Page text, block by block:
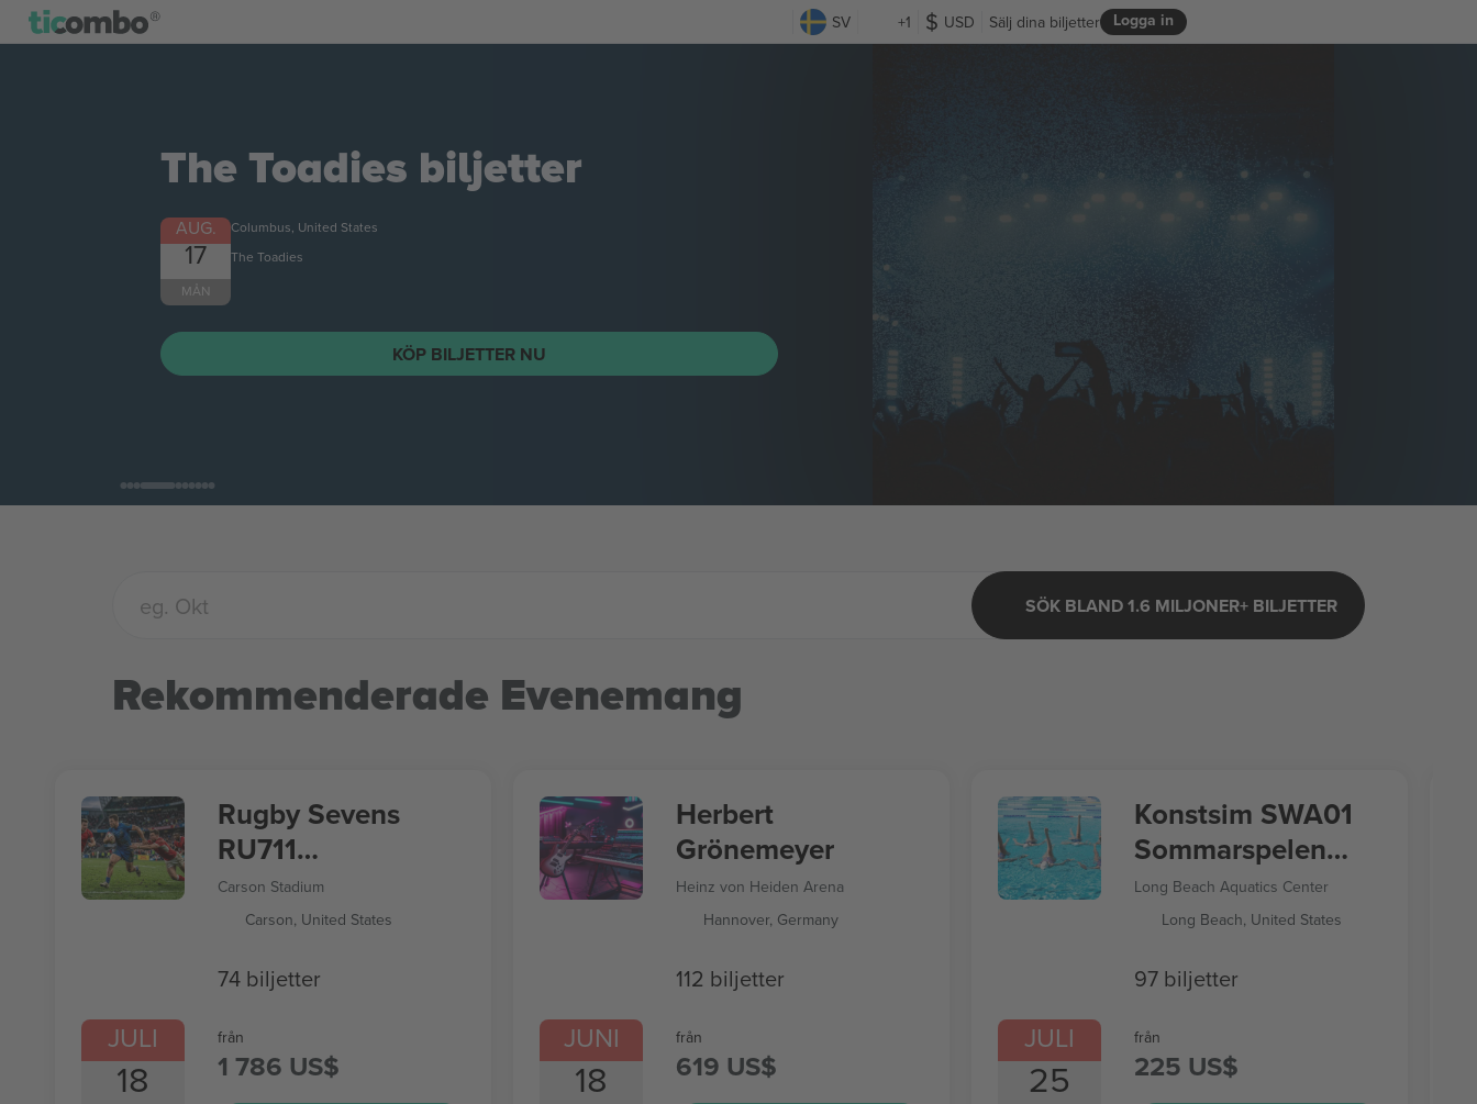
SV +1 USD Logga in
Sälj dina biljetter
The Toadies biljetter
AUG.
17
MÅN
Columbus, United States
The Toadies
KÖP BILJETTER NU
SÖK BLAND 1.6 MILJONER+ BILJETTER
Rekommenderade Evenemang
JULI
18
Rugby Sevens
RU711
Sommarspelen
2028
Carson Stadium
Carson, United States
74 biljetter
från
1 786 US$
JUNI
18
Herbert
Grönemeyer
Heinz von Heiden Arena
Hannover, Germany
112 biljetter
från
619 US$
JULI
25
Konstsim SWA01
Sommarspelen
2028
Long Beach Aquatics Center
Long Beach, United States
97 biljetter
från
225 US$